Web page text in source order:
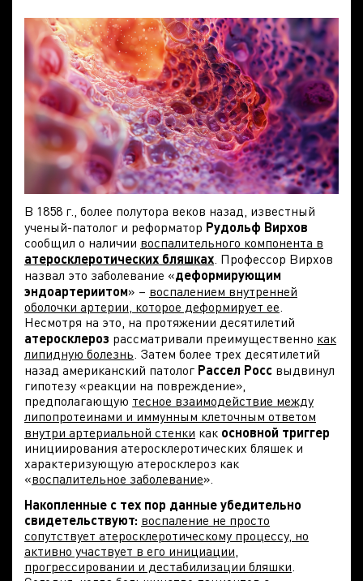
В 1858 г., более полутора веков назад, известный
ученый-патолог и реформатор Рудольф Вирхов
сообщил о наличии воспалительного компонента в
атеросклеротических бляшках. Профессор Вирхов
назвал это заболевание «деформирующим
эндоартериитом» – воспалением внутренней
оболочки артерии, которое деформирует ее.
Несмотря на это, на протяжении десятилетий
атеросклероз рассматривали преимущественно как
липидную болезнь. Затем более трех десятилетий
назад американский патолог Рассел Росс выдвинул
гипотезу «реакции на повреждение»,
предполагающую тесное взаимодействие между
липопротеинами и иммунным клеточным ответом
внутри артериальной стенки как основной триггер
инициирования атеросклеротических бляшек и
характеризующую атеросклероз как
«воспалительное заболевание».
Накопленные с тех пор данные убедительно
свидетельствуют: воспаление не просто
сопутствует атеросклеротическому процессу, но
активно участвует в его инициации,
прогрессировании и дестабилизации бляшки.